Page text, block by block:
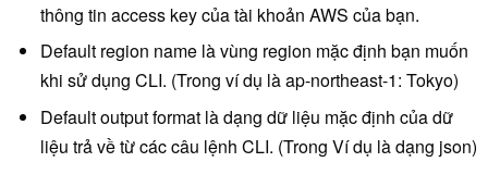
thông tin access key của tài khoản AWS của bạn.
Default region name là vùng region mặc định bạn muốn
khi sử dụng CLI. (Trong ví dụ là ap-northeast-1: Tokyo)
Default output format là dạng dữ liệu mặc định của dữ
liệu trả về từ các câu lệnh CLI. (Trong Ví dụ là dạng json)